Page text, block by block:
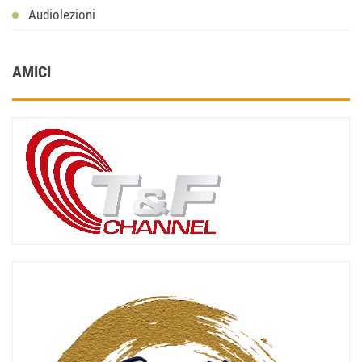
Audiolezioni
AMICI